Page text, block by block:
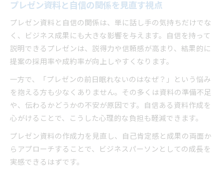
プレゼン資料と自信の関係を見直す視点
プレゼン資料と自信の関係は、単に話し手の気持ちだけでな
く、ビジネス成果にも大きな影響を与えます。自信を持って
説明できるプレゼンは、説得力や信頼感が高まり、結果的に
提案の採用率や成約率が向上しやすくなります。
一方で、「プレゼンの前日眠れないのはなぜ？」という悩み
を抱える方も少なくありません。その多くは資料の準備不足
や、伝わるかどうかの不安が原因です。自信ある資料作成を
心がけることで、こうした心理的な負担も軽減できます。
プレゼン資料の作成力を見直し、自己肯定感と成果の両面か
らアプローチすることで、ビジネスパーソンとしての成長を
実感できるはずです。